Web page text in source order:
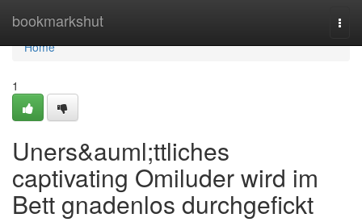
bookmarkshut
Home
Home
1
Uners&auml;ttliches
captivating Omiluder wird im
Bett gnadenlos durchgefickt